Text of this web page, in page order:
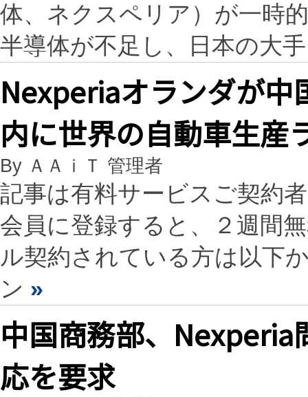
体、ネクスペリア）が一時
半導体が不足し、日本の大
Nexperiaオランダが中
内に世界の自動車生産
By ＡＡｉＴ 管理者
記事は有料サービスご契約
会員に登録すると、２週間
ル契約されている方は以下
ン »
中国商務部、Nexperia
応を要求